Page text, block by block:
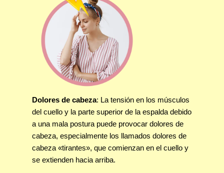
Dolores de cabeza: La tensión en los músculos
del cuello y la parte superior de la espalda debido
a una mala postura puede provocar dolores de
cabeza, especialmente los llamados dolores de
cabeza «tirantes», que comienzan en el cuello y
se extienden hacia arriba.